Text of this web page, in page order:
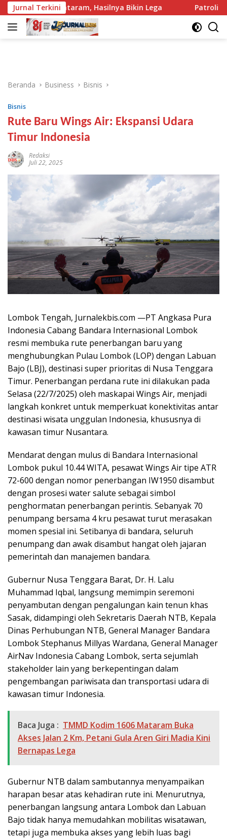
Langsung
ke
konten
Jurnal Terkini
Mataram, Hasilnya Bikin Lega Patroli Tengah
Beranda Business Bisnis
Bisnis
Rute Baru Wings Air: Ekspansi Udara
Timur Indonesia
Redaksi
Juli 22, 2025
Lombok Tengah, Jurnalekbis.com —PT Angkasa Pura
Indonesia Cabang Bandara Internasional Lombok
resmi membuka rute penerbangan baru yang
menghubungkan Pulau Lombok (LOP) dengan Labuan
Bajo (LBJ), destinasi super prioritas di Nusa Tenggara
Timur. Penerbangan perdana rute ini dilakukan pada
Selasa (22/7/2025) oleh maskapai Wings Air, menjadi
langkah konkret untuk memperkuat konektivitas antar
destinasi wisata unggulan Indonesia, khususnya di
kawasan timur Nusantara.
Mendarat dengan mulus di Bandara Internasional
Lombok pukul 10.44 WITA, pesawat Wings Air tipe ATR
72-600 dengan nomor penerbangan IW1950 disambut
dengan prosesi water salute sebagai simbol
penghormatan penerbangan perintis. Sebanyak 70
penumpang bersama 4 kru pesawat turut merasakan
momen spesial ini. Setibanya di bandara, seluruh
penumpang dan awak disambut hangat oleh jajaran
pemerintah dan manajemen bandara.
Gubernur Nusa Tenggara Barat, Dr. H. Lalu
Muhammad Iqbal, langsung memimpin seremoni
penyambutan dengan pengalungan kain tenun khas
Sasak, didampingi oleh Sekretaris Daerah NTB, Kepala
Dinas Perhubungan NTB, General Manager Bandara
Lombok Stephanus Millyas Wardana, General Manager
AirNav Indonesia Cabang Lombok, serta sejumlah
stakeholder lain yang berkepentingan dalam
pengembangan pariwisata dan transportasi udara di
kawasan timur Indonesia.
Baca Juga : TMMD Kodim 1606 Mataram Buka
Akses Jalan 2 Km, Petani Gula Aren Giri Madia Kini
Bernapas Lega
Gubernur NTB dalam sambutannya menyampaikan
harapan besar atas kehadiran rute ini. Menurutnya,
penerbangan langsung antara Lombok dan Labuan
Bajo tidak hanya memudahkan mobilitas wisatawan,
tetapi juga membuka akses yang lebih luas bagi